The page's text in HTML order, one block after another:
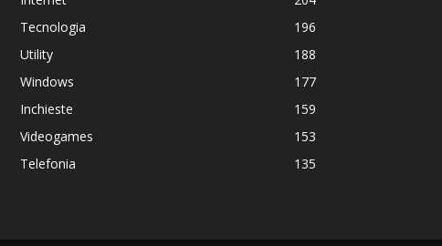
Tecnologia
196
Utility
188
Windows
177
Inchieste
159
Videogames
153
Telefonia
135